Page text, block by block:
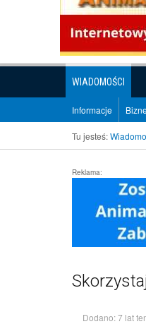
WIADOMOŚCI
Informacje
Tu jesteś:
Reklama:
Dodano: 7 lat